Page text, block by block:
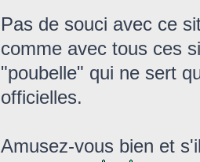
Pas de souci avec ce
comme avec tous ces
"poubelle" qui ne sert
officielles.
Amusez-vous bien et